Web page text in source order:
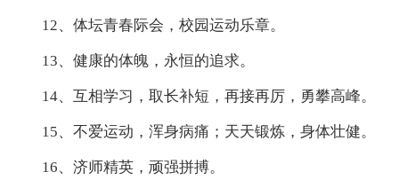
12、体坛青春际会，校园运动乐章。
13、健康的体魄，永恒的追求。
14、互相学习，取长补短，再接再厉，勇攀高峰。
15、不爱运动，浑身病痛；天天锻炼，身体壮健。
16、济师精英，顽强拼搏。